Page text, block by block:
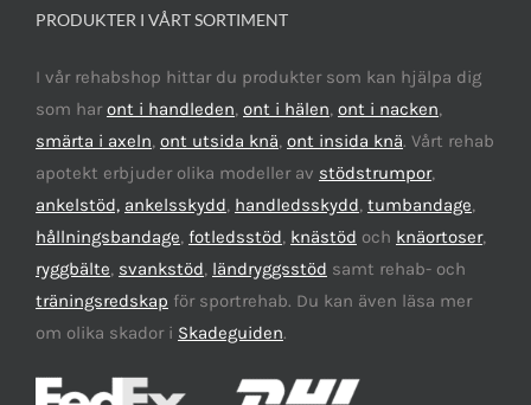
PRODUKTER I VÅRT SORTIMENT
I vår rehabshop hittar du produkter som kan hjälpa dig
som haront i handleden, ont i hälen, ont i nacken,
smärta i axeln, ont utsida knä, ont insida knä. Vårt rehab
apotekt erbjuder olika modeller av stödstrumpor,
ankelstöd, ankelsskydd, handledsskydd, tumbandage,
hållningsbandage, fotledsstöd, knästöd och knäortoser,
ryggbälte, svankstöd, ländryggsstöd samt rehab- och
träningsredskap för sportrehab. Du kan även läsa mer
om olika skador i Skadeguiden.